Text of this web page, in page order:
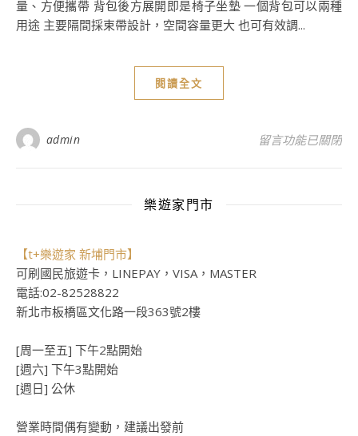
量、方便攜帶 背包後方展開即是椅子坐墊 一個背包可以兩種
用途 主要隔間採束帶設計，空間容量更大 也可有效調...
閱讀全文
admin 在〈[影音介紹
留言功能已關閉
樂遊家門市
【t+樂遊家 新埔門市】
可刷國民旅遊卡，LINEPAY，VISA，MASTER
電話:02-82528822
新北市板橋區文化路一段363號2樓
[周一至五] 下午2點開始
[週六] 下午3點開始
[週日] 公休
營業時間偶有變動，建議出發前